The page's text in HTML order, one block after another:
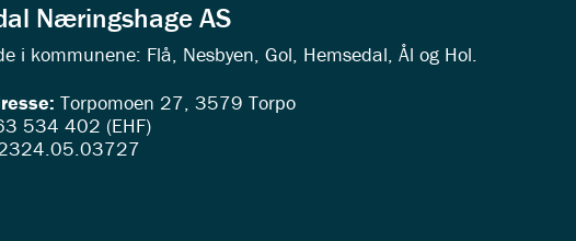
Næringshage AS
i kommunene: Flå, Nesbyen, Gol, Hemsedal, Ål og Hol.
Torpomoen 27, 3579 Torpo
534 402 (EHF)